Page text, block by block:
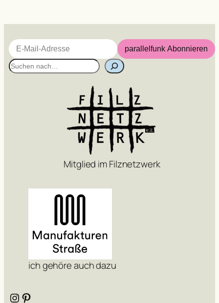
E-Mail-Adresse
parallelfunk Abonnieren
S
u
Mitglied im Filznetzwerk
ich gehöre auch dazu
Instagram Pinterest